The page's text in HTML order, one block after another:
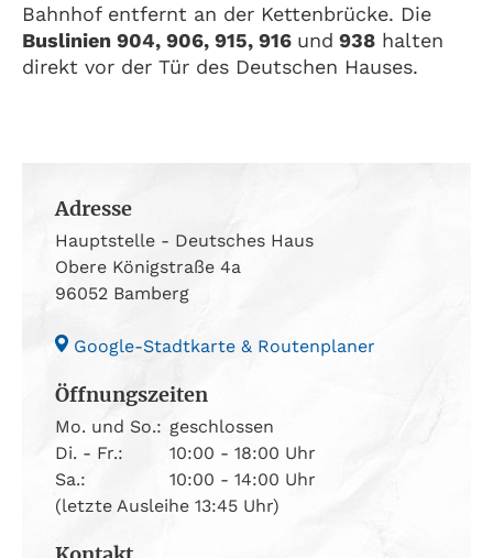
Bahnhof entfernt an der Kettenbrücke. Die
Buslinien 904, 906, 915, 916 und 938 halten
direkt vor der Tür des Deutschen Hauses.
Adresse
Hauptstelle - Deutsches Haus
Obere Königstraße 4a
96052 Bamberg
Google-Stadtkarte & Routenplaner
Öffnungszeiten
Mo. und So.: geschlossen
Di. - Fr.:
10:00 - 18:00 Uhr
Sa.:
10:00 - 14:00 Uhr
(letzte Ausleihe 13:45 Uhr)